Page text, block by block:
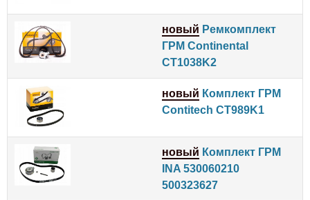
новый Ремкомплект
ГРМ Continental
CT1038K2
новый Комплект ГРМ
Contitech CT989K1
новый Комплект ГРМ
INA 530060210
500323627